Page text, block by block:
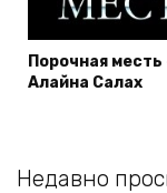
Порочная месть
Алайна Салах
Недавно